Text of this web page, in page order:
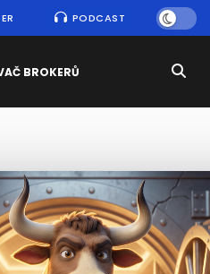
PODCAST
BROKERŮ
zprávy